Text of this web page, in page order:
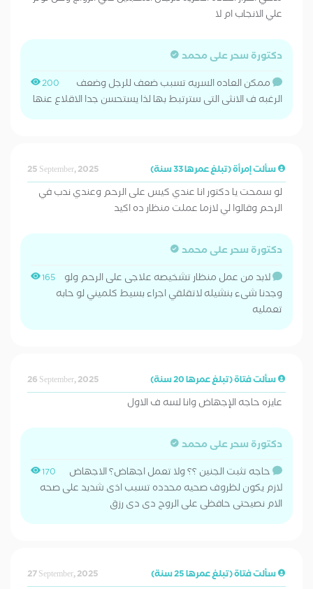
علي الانجاب ام لا
دكتورة سحر على محمد
200
ممكن العاده السريه تسبب ضعف للرجل وضعف
الرغبه ف الانثى التى سترتبط بها لذا يستحسن جدا الاقلاع عنها
سألت إمرأة (تبلغ عمرها 33 سنة) 25 September, 2025
لو سمحت يا دكتور انا عندي كيس على الرحم وعندي ندب في
الرحم وقالوا لي لازما عملت منظار ده اكيد
دكتورة سحر على محمد
165
لابد من عمل منظار تشخيصه علاجى على الرحم ولو
وجدنا شىء بنشيله لاتقلقي اجراء بسيط كلميني لو حابه
تعمليه
سألت فتاة (تبلغ عمرها 20 سنة) 26 September, 2025
عايزه حاجه الإجهاض وانا لسه ف الاول
دكتورة سحر على محمد
170
حاجه تثبت الجنين ؟؟ ولا تعمل اجهاض؟ الاجهاض
لازم يكون لظروف صحيه محدده تسبب اذى شديد على صحه
الام نصيحتى حافظى على الروح دى دى رزق
سألت فتاة (تبلغ عمرها 25 سنة) 27 September, 2025